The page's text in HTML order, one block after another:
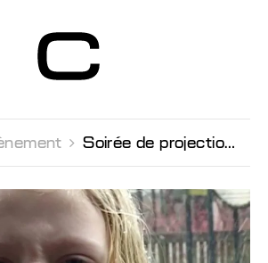
Contemporain
Genève
 Soirée de projection en présence de l'artiste